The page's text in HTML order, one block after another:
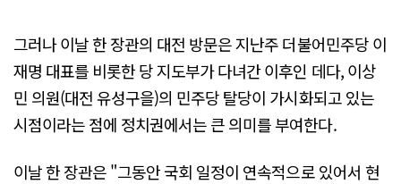
그러나 이날 한 장관의 대전 방문은 지난주 더불어민주당 이
재명 대표를 비롯한 당 지도부가 다녀간 이후인 데다, 이상
민 의원(대전 유성구을)의 민주당 탈당이 가시화되고 있는
시점이라는 점에 정치권에서는 큰 의미를 부여한다.
이날 한 장관은 "그동안 국회 일정이 연속적으로 있어서 현